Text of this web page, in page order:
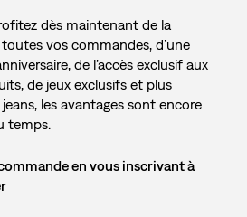
dès maintenant de la
vos commandes, d’une
de l’accès exclusif aux
de jeux exclusifs et plus
les avantages sont encore
temps.
en vous inscrivant à